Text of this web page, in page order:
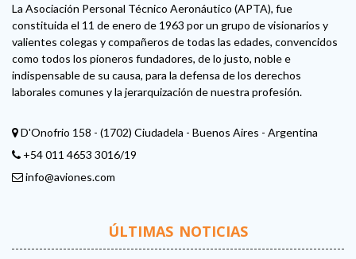
La Asociación Personal Técnico Aeronáutico (APTA), fue
constituida el 11 de enero de 1963 por un grupo de visionarios y
valientes colegas y compañeros de todas las edades, convencidos
como todos los pioneros fundadores, de lo justo, noble e
indispensable de su causa, para la defensa de los derechos
laborales comunes y la jerarquización de nuestra profesión.
D'Onofrio 158 - (1702) Ciudadela - Buenos Aires - Argentina
+54 011 4653 3016/19
info@aviones.com
ÚLTIMAS NOTICIAS